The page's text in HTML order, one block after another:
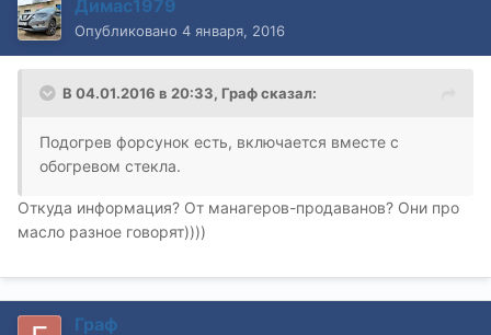
Димас1979
Опубликовано 4 января, 2016
В 04.01.2016 в 20:33, Граф сказал:
Подогрев форсунок есть, включается вместе с
обогревом стекла.
Откуда информация? От манагеров-продаванов? Они про
масло разное говорят))))
Граф